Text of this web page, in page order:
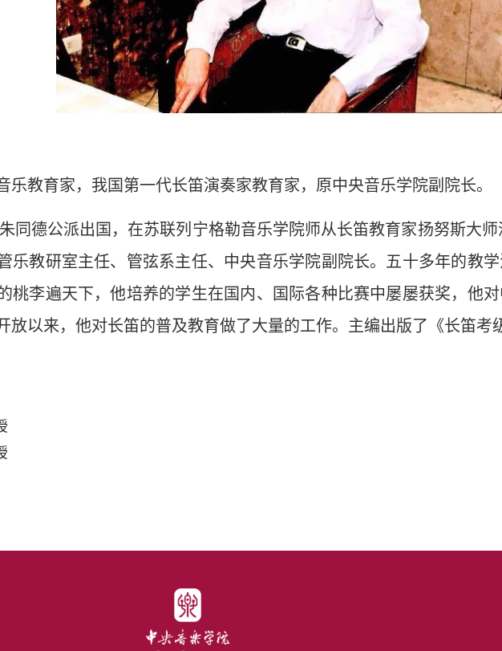
乐教育家，我国第一代长笛演奏家教育家，原中央音乐学院副院长。
同德公派出国，在苏联列宁格勒音乐学院师从长笛教育家扬努斯大
乐教研室主任、管弦系主任、中央音乐学院副院长。五十多年的教
桃李遍天下，他培养的学生在国内、国际各种比赛中屡屡获奖，他
放以来，他对长笛的普及教育做了大量的工作。主编出版了《长笛考